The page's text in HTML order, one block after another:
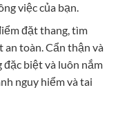
việc của bạn.
đặt thang, tìm
an toàn. Cẩn thận và
biệt và luôn nắm
nguy hiểm và tai